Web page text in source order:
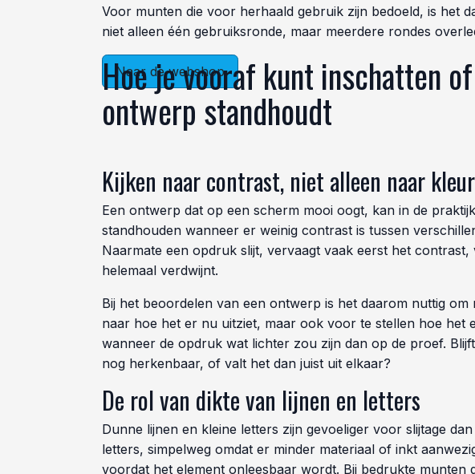
Voor munten die voor herhaald gebruik zijn bedoeld, is het
niet alleen één gebruiksronde, maar meerdere rondes
Naar de webshop
Hoe je vooraf kunt inschatten
ontwerp standhoudt
Kijken naar contrast, niet alleen naar kleur
Een ontwerp dat op een scherm mooi oogt, kan in de
standhouden wanneer er weinig contrast is tussen
Naarmate een opdruk slijt, vervaagt vaak eerst het
helemaal verdwijnt.
Bij het beoordelen van een ontwerp is het daarom nuttig om
naar hoe het er nu uitziet, maar ook voor te stellen hoe het
wanneer de opdruk wat lichter zou zijn dan op de proef.
nog herkenbaar, of valt het dan juist uit elkaar?
De rol van dikte van lijnen en letters
Dunne lijnen en kleine letters zijn gevoeliger voor slijtage
letters, simpelweg omdat er minder materiaal of inkt
voordat het element onleesbaar wordt. Bij bedrukte munten